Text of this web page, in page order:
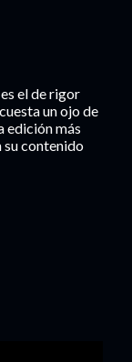
el de rigor
un ojo de
edición más
su contenido